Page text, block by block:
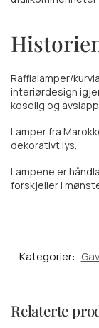
Raffialamper/
interiørdesign
koselig og
Lamper fra
dekorativt lys.
Lampene er
forskjeller i
Kategorier:
Relaterte